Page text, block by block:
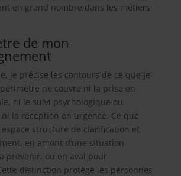
en grand nombre dans les métiers
de mon
je précise les contours de ce que je
ne couvre ni la prise en
ni le suivi psychologique ou
la réception en urgence. Ce que
espace structuré de clarification et
en amont d’une situation
prévenir, ou en aval pour
distinction protège les personnes